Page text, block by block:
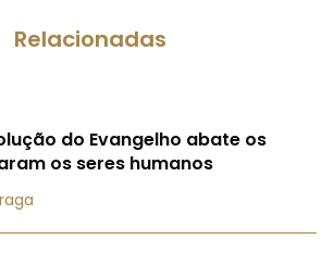
Relacionadas
do Evangelho abate os
os seres humanos